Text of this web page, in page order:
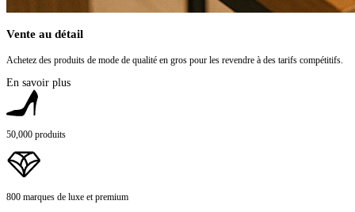
Vente au détail
Achetez des produits de mode de qualité en gros pour les revendre à des tarifs compétitifs.
En savoir plus
50,000 produits
800 marques de luxe et premium